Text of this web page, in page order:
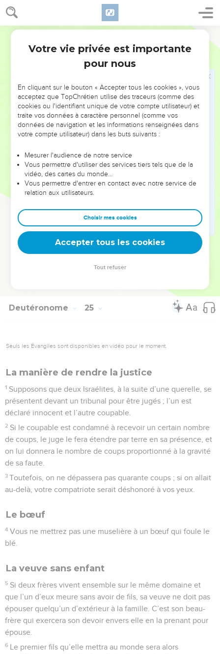
Deutéronome 24
d’une veuve.
18 Souvenez-vous que vous avez été esclaves en Égypte et
que le Seigneur votre Dieu vous a libérés. C’est pour cela
que je vous ordonne de mettre en pratique ces
commandements.
Lorsque vous moissonnerez, si vous avez oublié une
vous la laisserez pour les étrangers, les orphelins et les
veuves. Alors le Seigneur votre Dieu vous bénira dans tout
ce que vous entreprendrez.
De même, lorsque vous récolterez les olives, vous ne
oubliés ; vous les laisserez pour les étrangers, les orphelins
et les veuves.
Enfin, lorsque vous vendangerez, vous ne repasserez pas
dans la vigne pour ramasser les grappes oubliées ; vous les
Souvenez-vous que vous avez été esclaves en Égypte.
C’est pour cela que je vous ordonne de mettre en pratique
ces commandements.
© Société biblique française – Bibli’O, 1997, avec autorisation. Pour vous procurer
Deutéronome 25
Seuls les Évangiles sont disponibles en vidéo pour le moment.
La manière de rendre la justice
1 Supposons que deux Israélites, à la suite d’une querelle, se
présentent devant un tribunal pour être jugés ; l’un est
déclaré innocent et l’autre coupable.
2 Si le coupable est condamné à recevoir un certain nombre
de coups, le juge le fera étendre par terre en sa présence, et
on lui donnera le nombre de coups proportionné à la gravité
de sa faute.
3 Toutefois, on ne dépassera pas quarante coups ; si on allait
au-delà, votre compatriote serait déshonoré à vos yeux.
Le bœuf
4 Vous ne mettrez pas une muselière à un bœuf qui foule le
blé.
La veuve sans enfant
5 Si deux frères vivent ensemble sur le même domaine et
que l’un d’eux meure sans avoir de fils, sa veuve ne doit pas
épouser quelqu’un d’extérieur à la famille. C’est son beau-
frère qui exercera son devoir envers elle en la prenant pour
épouse.
6 Le premier fils qu’elle mettra au monde sera alors
Votre vie privée est importante
pour nous
En cliquant sur le bouton « Accepter tous les cookies », vous
acceptez que TopChrétien utilise des traceurs (comme des
cookies ou l'identifiant unique de votre compte utilisateur) et
traite vos données à caractère personnel (comme vos
données de navigation et les informations renseignées dans
votre compte utilisateur) dans les buts suivants :
Mesurer l'audience de notre service
Vous permettre d'utiliser des services tiers tels que de la
vidéo, des cartes du monde…
Vous permettre d'entrer en contact avec notre service de
relation aux utilisateurs.
Choisir mes cookies
Accepter tous les cookies
Tout refuser